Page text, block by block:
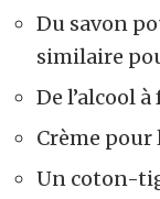
Du savon
similaire
De l’alcool
Crème pour
Un coton-